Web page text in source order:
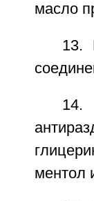
масло
13.
14.
ментол